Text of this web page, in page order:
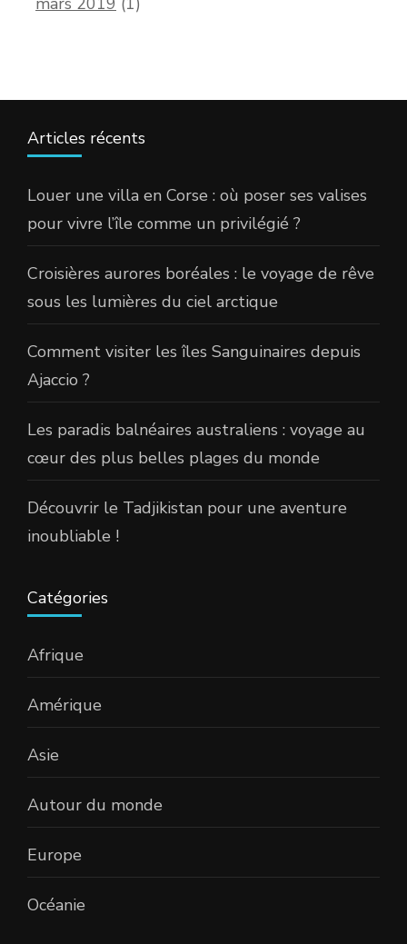
Articles récents
Louer une villa en Corse : où poser ses valises
pour vivre l’île comme un privilégié ?
Croisières aurores boréales : le voyage de rêve
sous les lumières du ciel arctique
Comment visiter les îles Sanguinaires depuis
Ajaccio ?
Les paradis balnéaires australiens : voyage au
cœur des plus belles plages du monde
Découvrir le Tadjikistan pour une aventure
inoubliable !
Catégories
Afrique
Amérique
Asie
Autour du monde
Europe
Océanie